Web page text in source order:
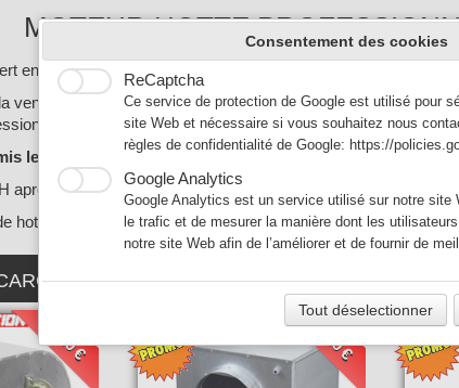
MOTEUR HOTTE
en extraction de ventilation de hotte de cuisine
vente tout type de moteur: Moteur escargot 7/7 7/9 9/9 10/
de restaurant et les caissons anti-odeurs au
les plus bas de France et nous livrons partout en France.
après encaissement et à partir de 30 euros pour la France et
hotte de cuisine professionnelle de restaurant sont garantis 1
180 €
MOTEUR CAISSON
380 €
Consentement des cookies
ReCaptcha
Ce service de protection de Google est utilisé pour
site Web et nécessaire si vous souhaitez nous
règles de confidentialité de Google: https://
Google Analytics
Google Analytics est un service utilisé sur notre site
le trafic et de mesurer la manière dont les
notre site Web afin de l’améliorer et de fournir de
Tout déselectionner